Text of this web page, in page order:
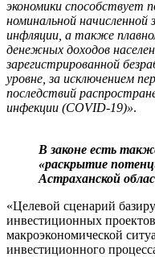
экономики способствует
номинальной
инфляции, а также
денежных доходов
зарегистрированной
уровне, за исключением
последствий
инфекции (COVID-19)».
В законе есть
«раскрытие
Астраханской
«Целевой сценарий
инвестиционных
макроэкономической
инвестиционного